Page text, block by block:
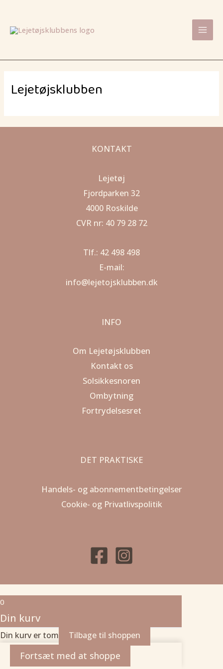
indholdet
Lejetøjsklubben
KONTAKT
Lejetøj
Fjordparken 32
4000 Roskilde
CVR nr: 40 79 28 72
Tlf.: 42 498 498
E-mail:
info@lejetojsklubben.dk
INFO
Om Lejetøjsklubben
Kontakt os
Solsikkesnoren
Ombytning
Fortrydelsesret
DET PRAKTISKE
Handels- og abonnementbetingelser
Cookie- og Privatlivspolitik
0
Din kurv
Din kurv er tom Tilbage til shoppen
Fortsæt med at shoppe